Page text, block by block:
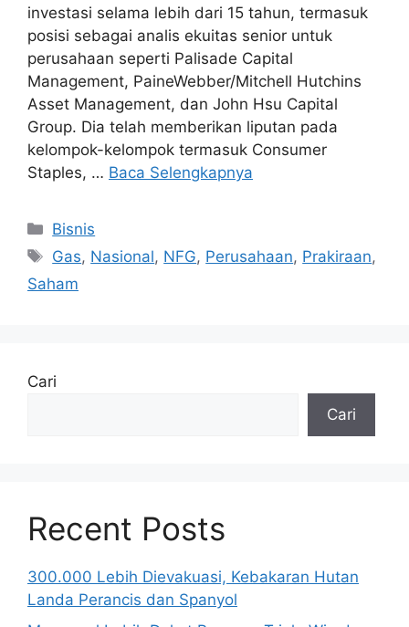
investasi selama lebih dari 15 tahun, termasuk
posisi sebagai analis ekuitas senior untuk
perusahaan seperti Palisade Capital
Management, PaineWebber/Mitchell Hutchins
Asset Management, dan John Hsu Capital
Group. Dia telah memberikan liputan pada
kelompok-kelompok termasuk Consumer
Staples, … Baca Selengkapnya
Kategori
Bisnis
Tag
Gas, Nasional, NFG, Perusahaan, Prakiraan,
Saham
Cari
Cari
Recent Posts
300.000 Lebih Dievakuasi, Kebakaran Hutan
Landa Perancis dan Spanyol